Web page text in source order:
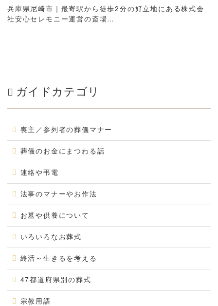
兵庫県尼崎市｜最寄駅から徒歩2分の好立地にある株式会
社安心セレモニー運営の斎場…
ガイドカテゴリ
喪主／参列者の葬儀マナー
葬儀のお金にまつわる話
連絡や弔電
法事のマナーやお作法
お墓や供養について
いろいろなお葬式
終活～生きるを考える
47都道府県別の葬式
宗教用語